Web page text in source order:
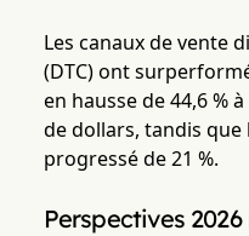
Les canaux de vente
(DTC) ont
en hausse de 44,6 %
de dollars, tandis que
progressé de 21 %.
Perspectives